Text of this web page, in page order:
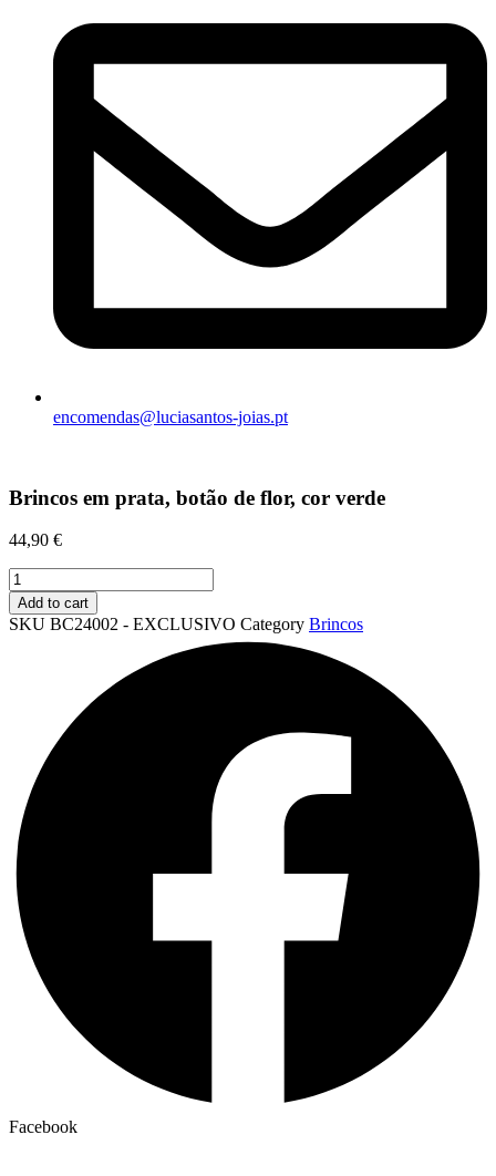
encomendas@luciasantos-joias.pt
Brincos em prata, botão de flor, cor verde
44,90 €
Brincos
em
prata,
botão
quantity
Add to cart
SKU BC24002 - EXCLUSIVO Category Brincos
Facebook